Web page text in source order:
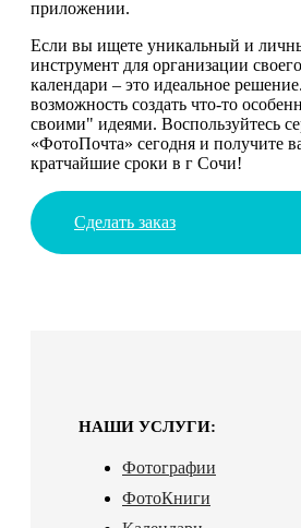
приложении.
Если вы ищете уникальный и
инструмент для организации
календари – это идеальное
возможность создать что-то
своими" идеями. Воспользуйтесь
«ФотоПочта» сегодня и получите
кратчайшие сроки в г Сочи!
Сделать заказ
НАШИ УСЛУГИ:
Фотографии
ФотоКниги